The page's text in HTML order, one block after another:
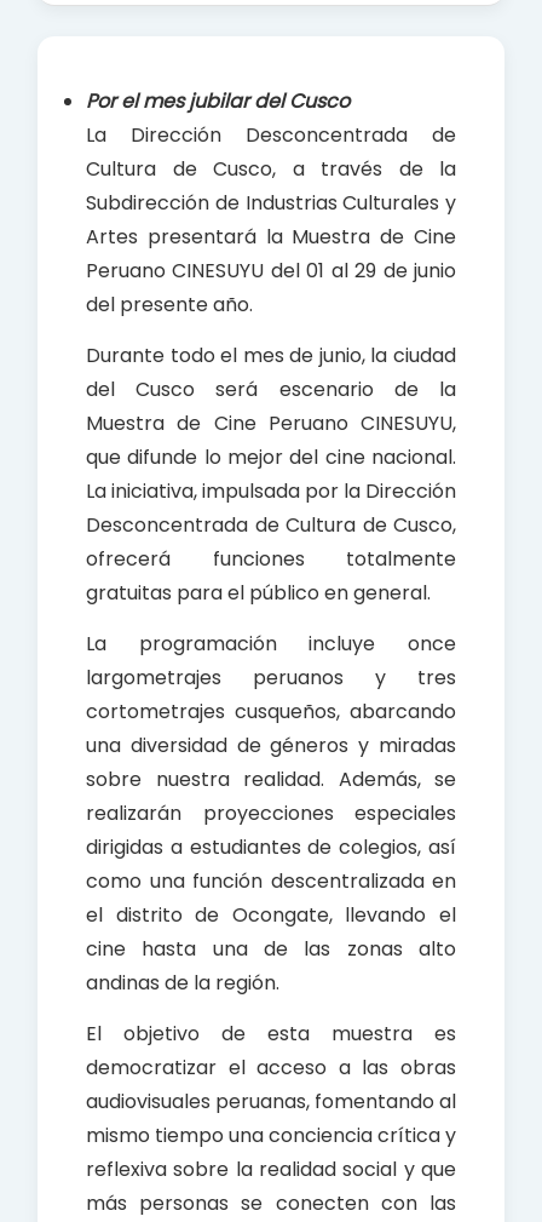
o
o
k
p
p
Por el mes jubilar del Cusco
La Dirección Desconcentrada de
Cultura de Cusco, a través de la
Subdirección de Industrias Culturales y
Artes presentará la Muestra de Cine
Peruano CINESUYU del 01 al 29 de junio
del presente año.
Durante todo el mes de junio, la ciudad
del Cusco será escenario de la
Muestra de Cine Peruano CINESUYU,
que difunde lo mejor del cine nacional.
La iniciativa, impulsada por la Dirección
Desconcentrada de Cultura de Cusco,
ofrecerá funciones totalmente
gratuitas para el público en general.
La programación incluye once
largometrajes peruanos y tres
cortometrajes cusqueños, abarcando
una diversidad de géneros y miradas
sobre nuestra realidad. Además, se
realizarán proyecciones especiales
dirigidas a estudiantes de colegios, así
como una función descentralizada en
el distrito de Ocongate, llevando el
cine hasta una de las zonas alto
andinas de la región.
El objetivo de esta muestra es
democratizar el acceso a las obras
audiovisuales peruanas, fomentando al
mismo tiempo una conciencia crítica y
reflexiva sobre la realidad social y que
más personas se conecten con las